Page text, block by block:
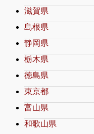
滋賀県
島根県
静岡県
栃木県
徳島県
東京都
富山県
和歌山県